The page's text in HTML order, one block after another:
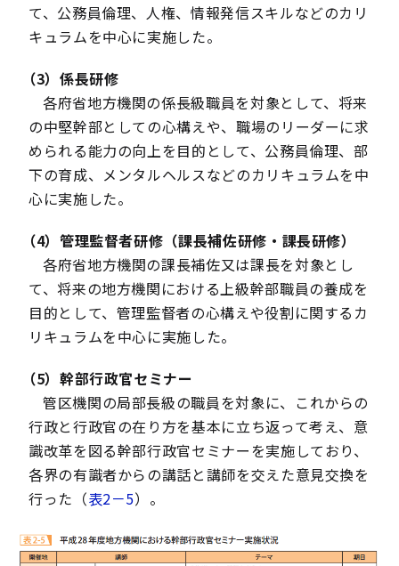
て、公務員倫理、人権、情報発信スキルなどのカリ
キュラムを中心に実施した。
（3）係長研修
各府省地方機関の係長級職員を対象として、将来
の中堅幹部としての心構えや、職場のリーダーに求
められる能力の向上を目的として、公務員倫理、部
下の育成、メンタルヘルスなどのカリキュラムを中
心に実施した。
（4）管理監督者研修（課長補佐研修・課長研修）
各府省地方機関の課長補佐又は課長を対象とし
て、将来の地方機関における上級幹部職員の養成を
目的として、管理監督者の心構えや役割に関するカ
リキュラムを中心に実施した。
（5）幹部行政官セミナー
管区機関の局部長級の職員を対象に、これからの
行政と行政官の在り方を基本に立ち返って考え、意
識改革を図る幹部行政官セミナーを実施しており、
各界の有識者からの講話と講師を交えた意見交換を
行った（表2－5）。